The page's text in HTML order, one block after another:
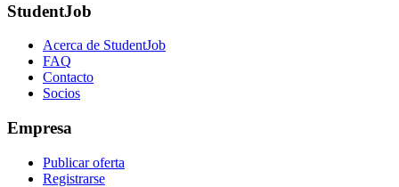
StudentJob
Acerca de StudentJob
FAQ
Contacto
Socios
Empresa
Publicar oferta
Registrarse